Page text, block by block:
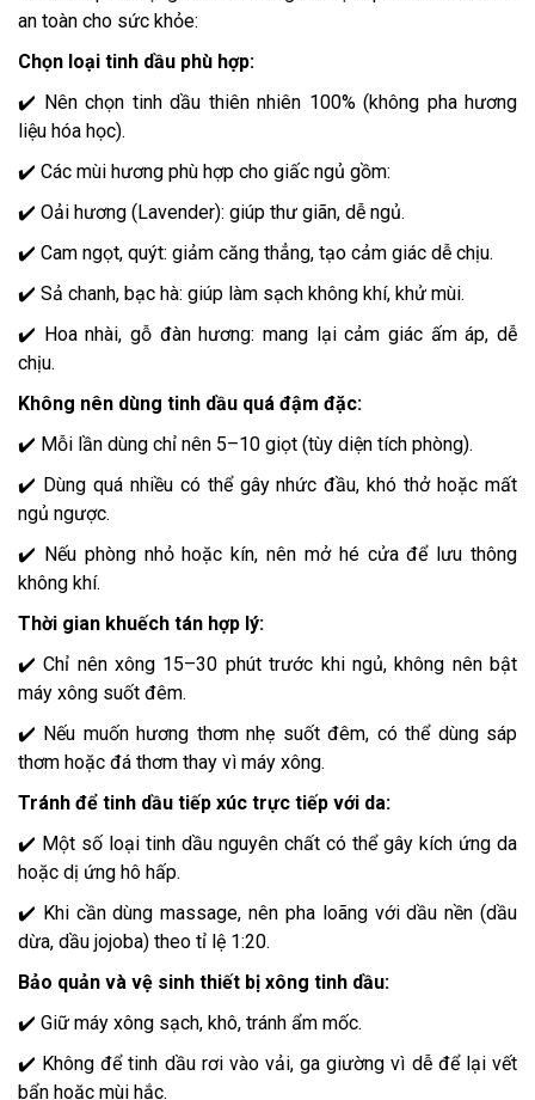
an toàn cho sức khỏe:
Chọn loại tinh dầu phù hợp:
✔️ Nên chọn tinh dầu thiên nhiên 100% (không pha hương
liệu hóa học).
✔️ Các mùi hương phù hợp cho giấc ngủ gồm:
✔️ Oải hương (Lavender): giúp thư giãn, dễ ngủ.
✔️ Cam ngọt, quýt: giảm căng thẳng, tạo cảm giác dễ chịu.
✔️ Sả chanh, bạc hà: giúp làm sạch không khí, khử mùi.
✔️ Hoa nhài, gỗ đàn hương: mang lại cảm giác ấm áp, dễ
chịu.
Không nên dùng tinh dầu quá đậm đặc:
✔️ Mỗi lần dùng chỉ nên 5–10 giọt (tùy diện tích phòng).
✔️ Dùng quá nhiều có thể gây nhức đầu, khó thở hoặc mất
ngủ ngược.
✔️ Nếu phòng nhỏ hoặc kín, nên mở hé cửa để lưu thông
không khí.
Thời gian khuếch tán hợp lý:
✔️ Chỉ nên xông 15–30 phút trước khi ngủ, không nên bật
máy xông suốt đêm.
✔️ Nếu muốn hương thơm nhẹ suốt đêm, có thể dùng sáp
thơm hoặc đá thơm thay vì máy xông.
Tránh để tinh dầu tiếp xúc trực tiếp với da:
✔️ Một số loại tinh dầu nguyên chất có thể gây kích ứng da
hoặc dị ứng hô hấp.
✔️ Khi cần dùng massage, nên pha loãng với dầu nền (dầu
dừa, dầu jojoba) theo tỉ lệ 1:20.
Bảo quản và vệ sinh thiết bị xông tinh dầu:
✔️ Giữ máy xông sạch, khô, tránh ẩm mốc.
✔️ Không để tinh dầu rơi vào vải, ga giường vì dễ để lại vết
bẩn hoặc mùi hắc.